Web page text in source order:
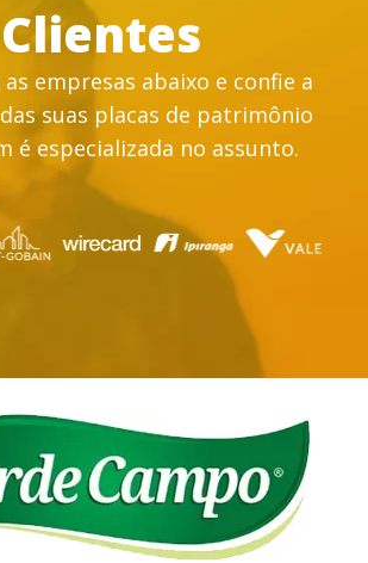
Clientes
as empresas abaixo e confie a
suas placas de patrimônio
é especializada no assunto.